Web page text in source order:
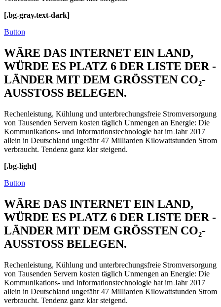
[.bg-gray.text-dark]
Button
WÄRE DAS INTERNET EIN LAND,
WÜRDE ES PLATZ 6 DER LISTE DER ­
LÄNDER MIT DEM GRÖSSTEN CO₂-
AUSSTOSS BELEGEN.
Rechenleistung, Kühlung und unterbrechungsfreie Stromversorgung
von Tausenden Servern kosten täglich Unmengen an Energie: Die
Kommunikations- und Informations­technologie hat im Jahr 2017
allein in Deutschland ungefähr 47 Milliarden Kilowattstunden Strom
verbraucht. Tendenz ganz klar steigend.
[.bg-light]
Button
WÄRE DAS INTERNET EIN LAND,
WÜRDE ES PLATZ 6 DER LISTE DER ­
LÄNDER MIT DEM GRÖSSTEN CO₂-
AUSSTOSS BELEGEN.
Rechenleistung, Kühlung und unterbrechungsfreie Stromversorgung
von Tausenden Servern kosten täglich Unmengen an Energie: Die
Kommunikations- und Informations­technologie hat im Jahr 2017
allein in Deutschland ungefähr 47 Milliarden Kilowattstunden Strom
verbraucht. Tendenz ganz klar steigend.